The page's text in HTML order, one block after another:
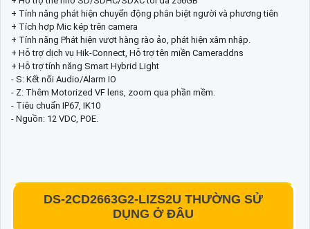
+ Tính năng phát hiện chuyển động phân biệt người và phương tiên
+ Tích hợp Mic kép trên camera
+ Tính năng Phát hiện vượt hàng rào ảo, phát hiện xâm nhập.
+ Hỗ trợ dịch vụ Hik-Connect, Hỗ trợ tên miền Cameraddns
+ Hỗ trợ tính năng Smart Hybrid Light
- S: Kết nối Audio/Alarm IO
- Z: Thêm Motorized VF lens, zoom qua phần mềm.
- Tiêu chuẩn IP67, IK10
- Nguồn: 12 VDC, POE.
DS-2CD2663G2-LIZS2U THƯỜNG SỬ
DỤNG Ở ĐÂU